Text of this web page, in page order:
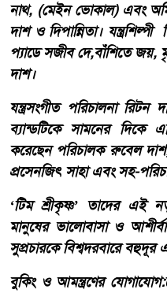
নাথ, (মেইন ভোকাল) এবং
দাশ ও দিপান্নিতা।
প্যাডে সজীব দে,বাঁশিতে
দাশ।
​যন্ত্রসংগীত পরিচালনা
ব্যান্ডটিকে সামনের দিকে
করেছেন পরিচালক রুবেল
প্রসেনজিৎ সাহা এবং সহ-
​‘টিম শ্রীকৃষ্ণ’ তাদের এই
মানুষের ভালোবাসা ও
সুপ্রচারকে বিশ্বদরবারে বহুদূর
​বুকিং ও আমন্ত্রণের